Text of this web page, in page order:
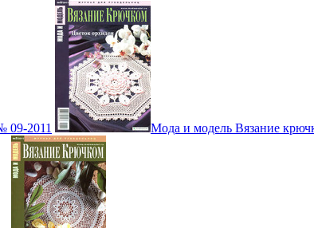
09-2011 Мода и модель Вязание